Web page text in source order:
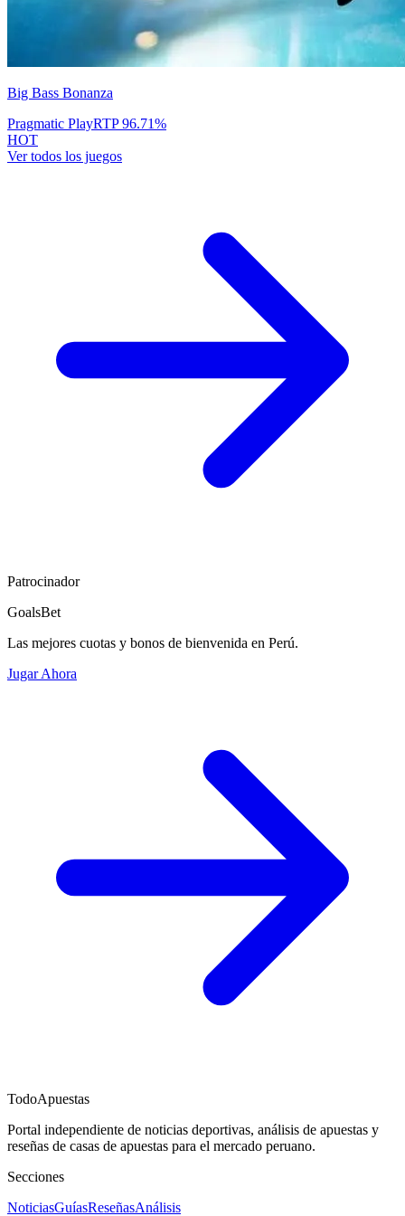
Big Bass Bonanza
Pragmatic PlayRTP96.71%
HOT
Ver todos los juegos
Patrocinador
GoalsBet
Las mejores cuotas y bonos de bienvenida en Perú.
Jugar Ahora
TodoApuestas
Portal independiente de noticias deportivas, análisis de apuestas y
reseñas de casas de apuestas para el mercado peruano.
Secciones
NoticiasGuíasReseñasAnálisis